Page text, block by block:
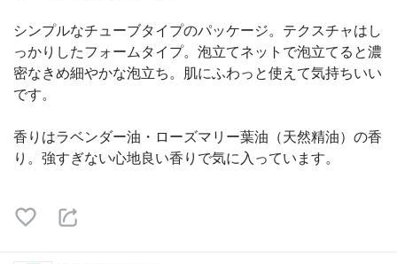
シンプルなチューブタイプのパッケージ。テクスチャはし
っかりしたフォームタイプ。泡立てネットで泡立てると濃
密なきめ細やかな泡立ち。肌にふわっと使えて気持ちいい
です。
香りはラベンダー油・ローズマリー葉油（天然精油）の香
り。強すぎない心地良い香りで気に入っています。